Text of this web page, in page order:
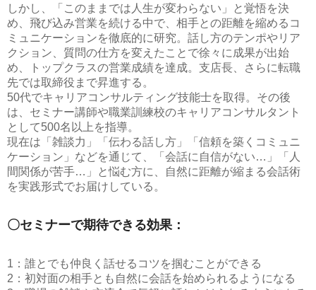
しかし、「このままでは人生が変わらない」と覚悟を決
め、飛び込み営業を続ける中で、相手との距離を縮めるコ
ミュニケーションを徹底的に研究。話し方のテンポやリア
クション、質問の仕方を変えたことで徐々に成果が出始
め、トップクラスの営業成績を達成。支店長、さらに転職
先では取締役まで昇進する。
50代でキャリアコンサルティング技能士を取得。その後
は、セミナー講師や職業訓練校のキャリアコンサルタント
として500名以上を指導。
現在は「雑談力」「伝わる話し方」「信頼を築くコミュニ
ケーション」などを通じて、「会話に自信がない…」「人
間関係が苦手…」と悩む方に、自然に距離が縮まる会話術
を実践形式でお届けしている。
〇セミナーで期待できる効果：
1：誰とでも仲良く話せるコツを掴むことができる
2：初対面の相手とも自然に会話を始められるようになる